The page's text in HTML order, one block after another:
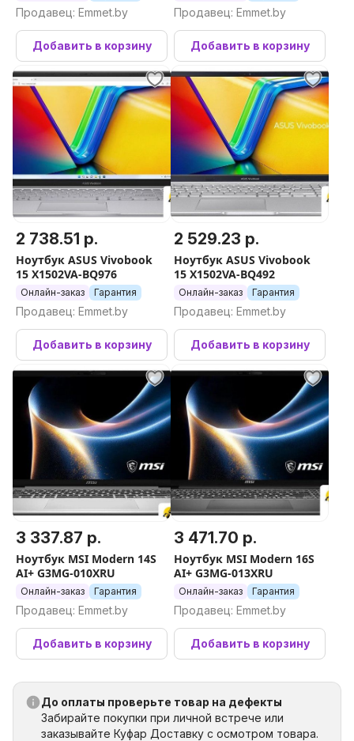
Продавец: Emmet.by
Добавить в корзину
Продавец: Emmet.by
Добавить в корзину
2 738.51 р.
Ноутбук ASUS Vivobook
15 X1502VA-BQ976
Онлайн-заказ Гарантия
Продавец: Emmet.by
Добавить в корзину
2 529.23 р.
Ноутбук ASUS Vivobook
15 X1502VA-BQ492
Онлайн-заказ Гарантия
Продавец: Emmet.by
Добавить в корзину
3 337.87 р.
Ноутбук MSI Modern 14S
AI+ G3MG-010XRU
Онлайн-заказ Гарантия
Продавец: Emmet.by
Добавить в корзину
3 471.70 р.
Ноутбук MSI Modern 16S
AI+ G3MG-013XRU
Онлайн-заказ Гарантия
Продавец: Emmet.by
Добавить в корзину
До оплаты проверьте товар на дефекты
Забирайте покупки при личной встрече или
заказывайте Куфар Доставку с осмотром товара.